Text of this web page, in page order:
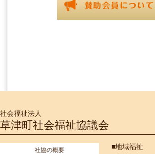
社会福祉法人
草津町社会福祉協議会
社協の概要 ■地域福祉